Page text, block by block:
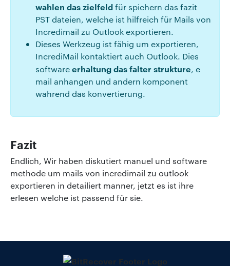
wahlen das zielfeldfür spichern das fazit
PST dateien, welche ist hilfreich für Mails von
Incredimail zu Outlook exportieren.
Dieses Werkzeug ist fähig um exportieren,
IncrediMail kontaktiert auch Outlook. Dies
softwareerhaltung das falter strukture, e
mail anhangen und andern komponent
wahrend das konvertierung.
Fazit
Endlich, Wir haben diskutiert manuel und software
methode um mails von incredimail zu outlook
exportieren in detailiert manner, jetzt es ist ihre
erlesen welche ist passend für sie.